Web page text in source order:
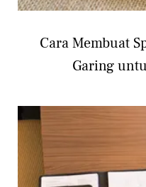
Cara Membuat
Garing